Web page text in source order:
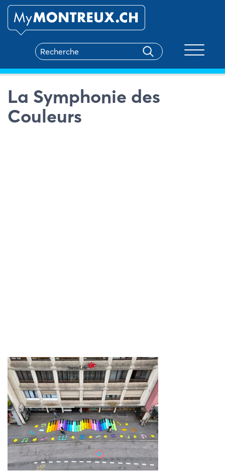
La Symphonie des
Couleurs